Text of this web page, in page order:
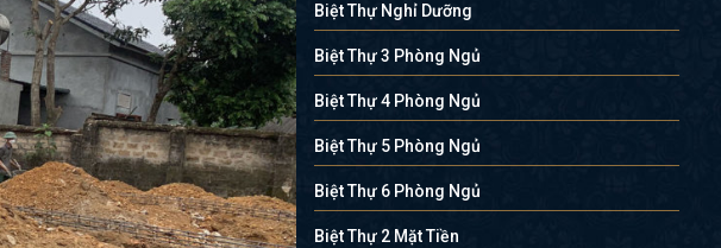
Biệt Thự Nghỉ Dưỡng
Biệt Thự 3 Phòng Ngủ
Biệt Thự 4 Phòng Ngủ
Biệt Thự 5 Phòng Ngủ
Biệt Thự 6 Phòng Ngủ
Biệt Thự 2 Mặt Tiền